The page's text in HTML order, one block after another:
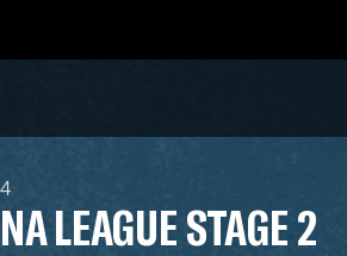
LEAGUE STAGE 2